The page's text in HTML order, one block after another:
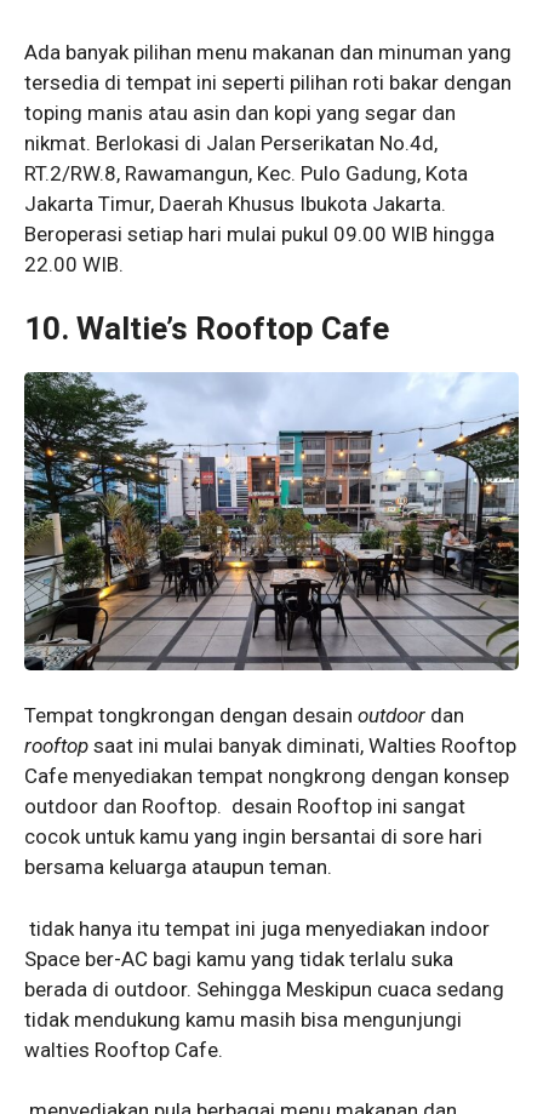
Ada banyak pilihan menu makanan dan minuman yang
tersedia di tempat ini seperti pilihan roti bakar dengan
toping manis atau asin dan kopi yang segar dan
nikmat. Berlokasi di Jalan Perserikatan No.4d,
RT.2/RW.8, Rawamangun, Kec. Pulo Gadung, Kota
Jakarta Timur, Daerah Khusus Ibukota Jakarta.
Beroperasi setiap hari mulai pukul 09.00 WIB hingga
22.00 WIB.
10. Waltie’s Rooftop Cafe
Tempat tongkrongan dengan desain outdoor dan
rooftop saat ini mulai banyak diminati, Walties Rooftop
Cafe menyediakan tempat nongkrong dengan konsep
outdoor dan Rooftop. desain Rooftop ini sangat
cocok untuk kamu yang ingin bersantai di sore hari
bersama keluarga ataupun teman.
tidak hanya itu tempat ini juga menyediakan indoor
Space ber-AC bagi kamu yang tidak terlalu suka
berada di outdoor. Sehingga Meskipun cuaca sedang
tidak mendukung kamu masih bisa mengunjungi
walties Rooftop Cafe.